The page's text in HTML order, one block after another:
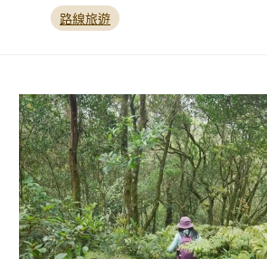
【台北市】溪內古
內雙溪古道-溪和宮
路線旅遊